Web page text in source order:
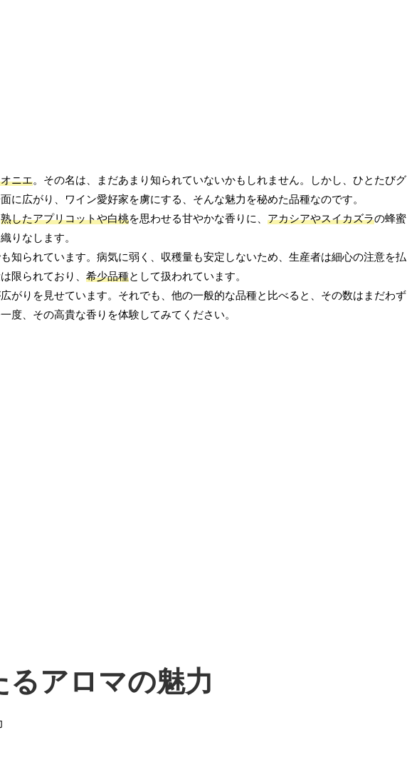
ニエ。その名は、まだあまり知られていないかもしれません。しかし、ひとたびグ
に広がり、ワイン愛好家を虜にする、そんな魅力を秘めた品種なのです。
熟したアプリコットや白桃を思わせる甘やかな香りに、 アカシアやスイカズラの蜂蜜
りなします。
知られています。病気に弱く、収穫量も安定しないため、生産者は細心の注意を払
限られており、 希少品種として扱われています。
がりを見せています。それでも、他の一般的な品種と比べると、その数はまだわず
度、その高貴な香りを体験してみてください。
るアロマの魅力